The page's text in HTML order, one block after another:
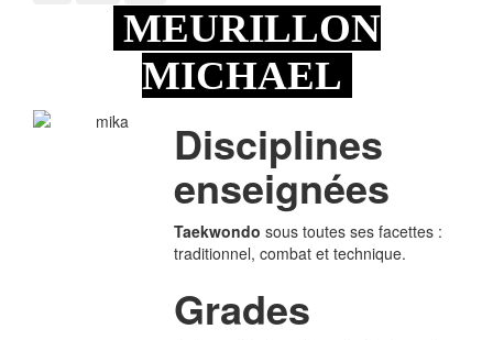
MEURILLON
MICHAEL
Disciplines
enseignées
Taekwondo sous toutes ses facettes :
traditionnel, combat et technique.
Grades